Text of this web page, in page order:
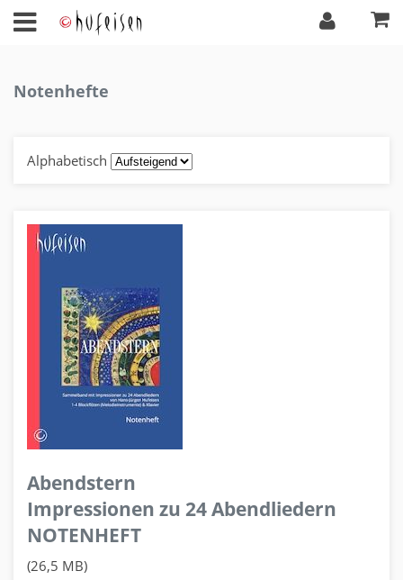
Notenhefte
Alphabetisch
Abendstern
Impressionen zu 24 Abendliedern
NOTENHEFT
(26,5 MB)